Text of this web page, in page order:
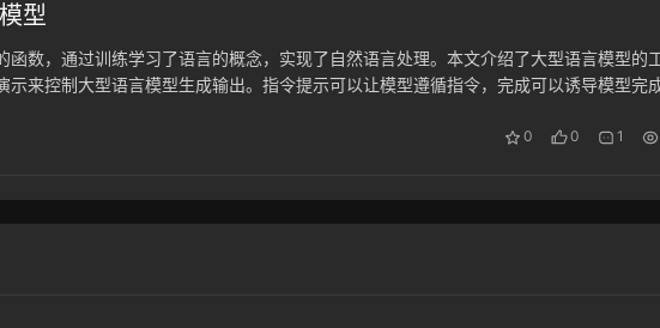
型
函数，通过训练学习了语言的概念，实现了自然语言处理。本文介绍了大型语言模型的
示来控制大型语言模型生成输出。指令提示可以让模型遵循指令，完成可以诱导模型完
0 0 1